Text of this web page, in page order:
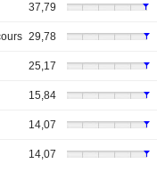
37,79
29,78
25,17
15,84
14,07
14,07